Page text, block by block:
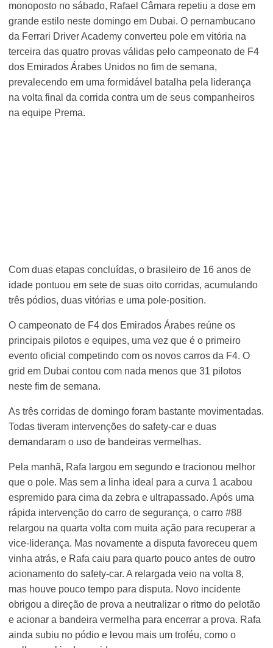
monoposto no sábado, Rafael Câmara repetiu a dose em
grande estilo neste domingo em Dubai. O pernambucano
da Ferrari Driver Academy converteu pole em vitória na
terceira das quatro provas válidas pelo campeonato de F4
dos Emirados Árabes Unidos no fim de semana,
prevalecendo em uma formidável batalha pela liderança
na volta final da corrida contra um de seus companheiros
na equipe Prema.
Com duas etapas concluídas, o brasileiro de 16 anos de
idade pontuou em sete de suas oito corridas, acumulando
três pódios, duas vitórias e uma pole-position.
O campeonato de F4 dos Emirados Árabes reúne os
principais pilotos e equipes, uma vez que é o primeiro
evento oficial competindo com os novos carros da F4. O
grid em Dubai contou com nada menos que 31 pilotos
neste fim de semana.
As três corridas de domingo foram bastante movimentadas.
Todas tiveram intervenções do safety-car e duas
demandaram o uso de bandeiras vermelhas.
Pela manhã, Rafa largou em segundo e tracionou melhor
que o pole. Mas sem a linha ideal para a curva 1 acabou
espremido para cima da zebra e ultrapassado. Após uma
rápida intervenção do carro de segurança, o carro #88
relargou na quarta volta com muita ação para recuperar a
vice-liderança. Mas novamente a disputa favoreceu quem
vinha atrás, e Rafa caiu para quarto pouco antes de outro
acionamento do safety-car. A relargada veio na volta 8,
mas houve pouco tempo para disputa. Novo incidente
obrigou a direção de prova a neutralizar o ritmo do pelotão
e acionar a bandeira vermelha para encerrar a prova. Rafa
ainda subiu no pódio e levou mais um troféu, como o